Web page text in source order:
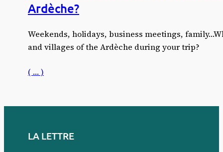
Ardèche?
Weekends, holidays, business meetings,
and villages of the Ardèche during your trip?
( … )
LA LETTRE